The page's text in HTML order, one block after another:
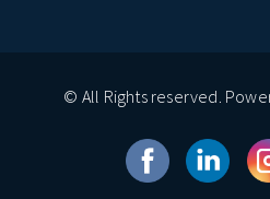
© All Rights reserved.